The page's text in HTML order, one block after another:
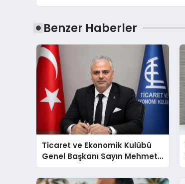
Benzer Haberler
Ticaret ve Ekonomik Kulübü
Genel Başkanı Sayın Mehmet
Ulutaş, ekonomiye dair yaptığı
açıklamada şunları kaydetti: